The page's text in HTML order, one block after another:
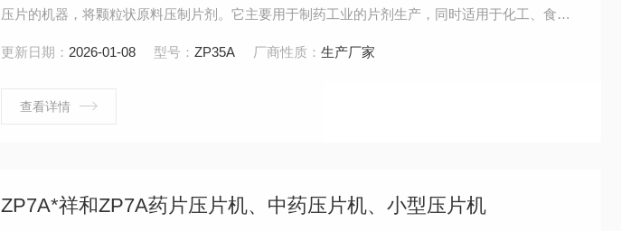
压片的机器，将颗粒状原料压制片剂。它主要用于制药工业的片剂生产，同时适用于化工、食
料，转台表面经过特殊处理，能保持表面光泽 与防止交叉感染，符合GMP要求。
更新日期： 2026-01-08 型号：ZP35A 厂商性质：生产厂家
查看详情
ZP7A*祥和ZP7A药片压片机、中药压片机、小型压片机